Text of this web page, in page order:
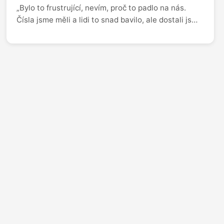
„Bylo to frustrující, nevím, proč to padlo na nás.
Čísla jsme měli a lidi to snad bavilo, ale dostali jsme
nepočítá,” popisuje moderátor Honza Dědek, proč